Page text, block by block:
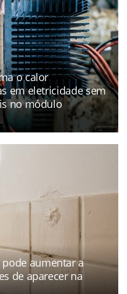
o calor
em eletricidade sem
no módulo
aumentar a
de aparecer na